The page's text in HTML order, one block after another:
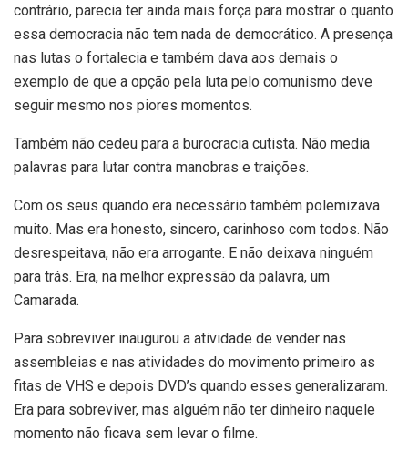
contrário, parecia ter ainda mais força para mostrar o quanto
essa democracia não tem nada de democrático. A presença
nas lutas o fortalecia e também dava aos demais o
exemplo de que a opção pela luta pelo comunismo deve
seguir mesmo nos piores momentos.
Também não cedeu para a burocracia cutista. Não media
palavras para lutar contra manobras e traições.
Com os seus quando era necessário também polemizava
muito. Mas era honesto, sincero, carinhoso com todos. Não
desrespeitava, não era arrogante. E não deixava ninguém
para trás. Era, na melhor expressão da palavra, um
Camarada.
Para sobreviver inaugurou a atividade de vender nas
assembleias e nas atividades do movimento primeiro as
fitas de VHS e depois DVD’s quando esses generalizaram.
Era para sobreviver, mas alguém não ter dinheiro naquele
momento não ficava sem levar o filme.